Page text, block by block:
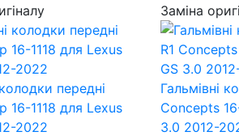
передні
16-1118 для Lexus
2022
Заміна
Гальмівні
Concepts
3.0 2012-